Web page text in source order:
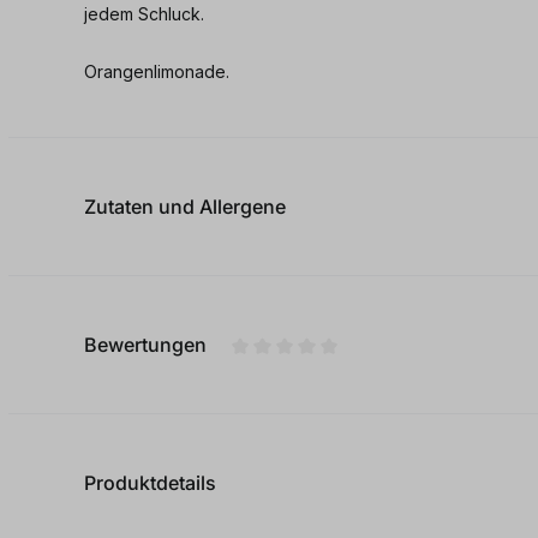
jedem Schluck.
Orangenlimonade.
Zutaten und Allergene
Bewertungen
Produktdetails